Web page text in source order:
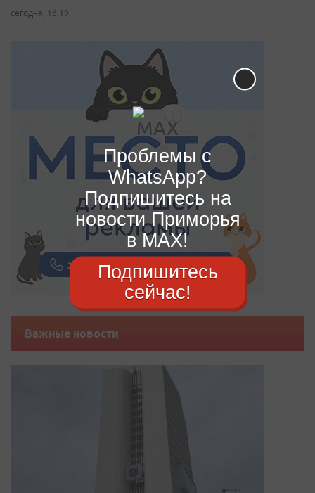
сегодня, 16:19
Важные новости
Проблемы с
WhatsApp?
Подпишитесь на
новости Приморья
в MAX!
Подпишитесь
сейчас!